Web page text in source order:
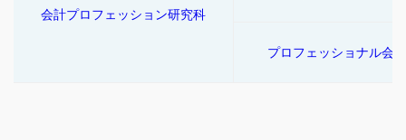
会計プロフェッション研究科
プロフェッショナル会